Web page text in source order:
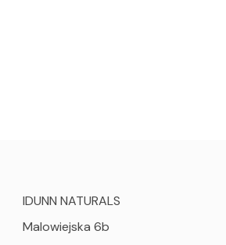
IDUNN NATURALS
Malowiejska 6b